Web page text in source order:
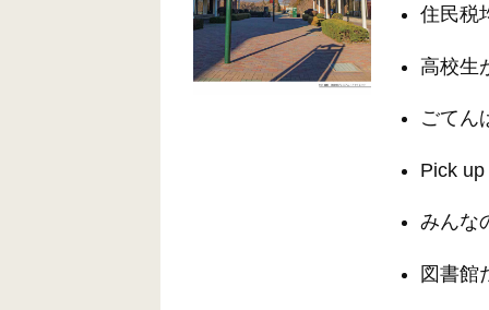
住民税
高校生
ごてん
Pick
みんな
図書館